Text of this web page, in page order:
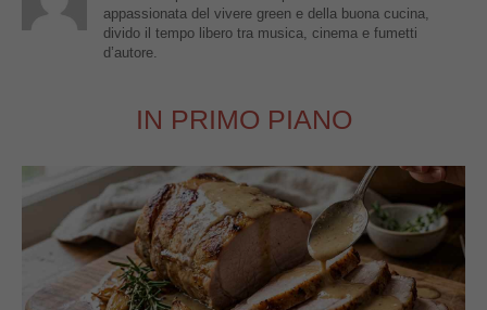
appassionata del vivere green e della buona cucina,
divido il tempo libero tra musica, cinema e fumetti
d’autore.
IN PRIMO PIANO